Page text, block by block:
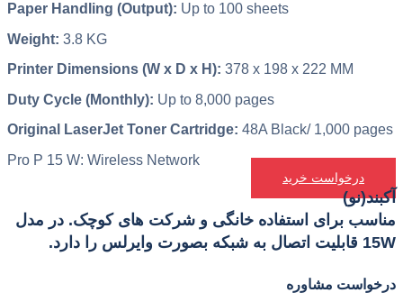
Paper Handling (Output): Up to 100 sheets
Weight: 3.8 KG
Printer Dimensions (W x D x H): 378 x 198 x 222 MM
Duty Cycle (Monthly): Up to 8,000 pages
Original LaserJet Toner Cartridge: 48A Black/ 1,000 pages
Pro P 15 W: Wireless Network
درخواست خرید
آکبند(نو)
مناسب برای استفاده خانگی و شرکت های کوچک. در مدل
15W قابلیت اتصال به شبکه بصورت وایرلس را دارد.
درخواست مشاوره